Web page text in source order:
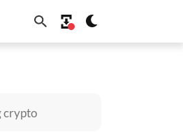
BNB